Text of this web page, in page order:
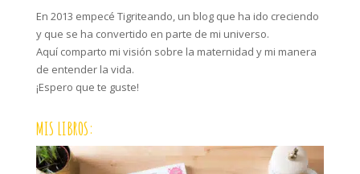
En 2013 empecé Tigriteando, un blog que ha ido creciendo
y que se ha convertido en parte de mi universo.
Aquí comparto mi visión sobre la maternidad y mi manera
de entender la vida.
¡Espero que te guste!
MIS LIBROS: